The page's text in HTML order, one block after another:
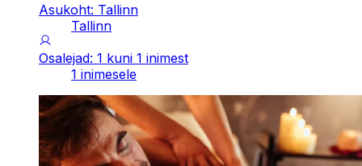
Asukoht: Tallinn
Tallinn
Osalejad: 1 kuni 1 inimest
1 inimesele